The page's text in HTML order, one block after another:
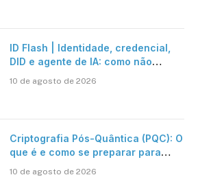
ID Flash | Identidade, credencial,
DID e agente de IA: como não
10 de agosto de 2026
Criptografia Pós-Quântica (PQC): O
que é e como se preparar para
essa nova era da Segurança Digital
10 de agosto de 2026